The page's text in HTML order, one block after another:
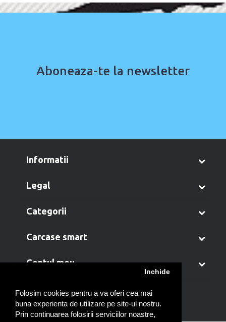
Folosim cookies pentru a va oferi cea mai
buna experienta de utilizare pe site-ul nostru.
Prin continuarea folosirii serviciilor noastre,
Inchide
Aboneaza-te la newsletter
informatii
legal
categorii
carcase smart
contul meu